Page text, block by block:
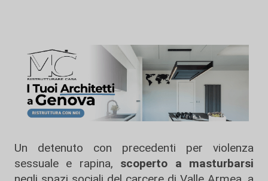
Un detenuto con precedenti per violenza
sessuale e rapina, scoperto a masturbarsi